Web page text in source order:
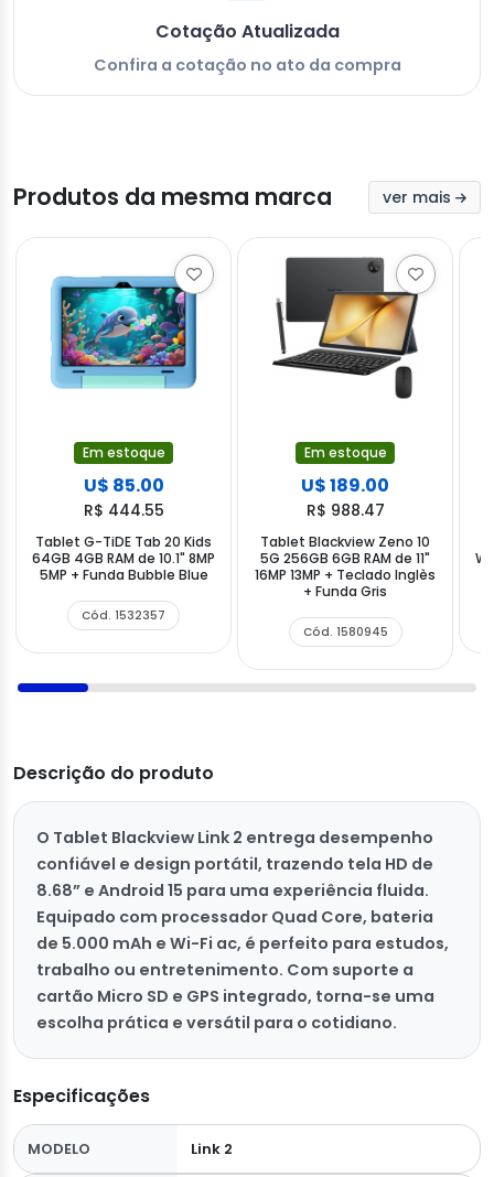
Cotação Atualizada
Confira a cotação no ato da compra
Produtos da mesma marca ver mais
Em estoque
U$ 85.00
R$ 444.55
Tablet G-TiDE Tab 20 Kids
64GB 4GB RAM de 10.1" 8MP
5MP + Funda Bubble Blue
Cód. 1532357
Em estoque
U$ 189.00
R$ 988.47
Tablet Blackview Zeno 10
5G 256GB 6GB RAM de 11"
16MP 13MP + Teclado Inglès
+ Funda Gris
Cód. 1580945
Descrição do produto
O Tablet Blackview Link 2 entrega desempenho
confiável e design portátil, trazendo tela HD de
8.68” e Android 15 para uma experiência fluida.
Equipado com processador Quad Core, bateria
de 5.000 mAh e Wi-Fi ac, é perfeito para estudos,
trabalho ou entretenimento. Com suporte a
cartão Micro SD e GPS integrado, torna-se uma
escolha prática e versátil para o cotidiano.
Especificações
MODELO Link 2